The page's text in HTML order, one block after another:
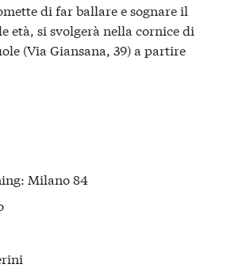
di far ballare e sognare il
età, si svolgerà nella cornice di
(Via Giansana, 39) a partire
Milano 84